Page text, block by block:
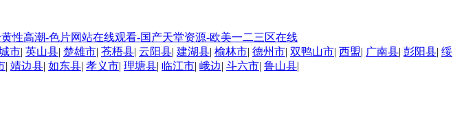
性高潮-色片网站在线观看-国产天堂资源-欧美一二三区在线
市| 英山县| 楚雄市| 苍梧县| 云阳县| 建湖县| 榆林市| 德州市| 双鸭山市| 西盟| 广南县| 彭阳县| 绥
| 靖边县| 如东县| 孝义市| 理塘县| 临江市| 峨边| 斗六市| 鲁山县|